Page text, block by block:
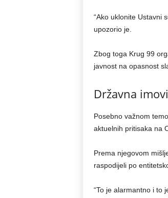
“Ako uklonite Ustavni
upozorio je.
Zbog toga Krug 99
javnost na opasnost
Državna
Posebno važnom
aktuelnih pritisaka na
Prema njegovom
raspodijeli po
“To je alarmantno i to